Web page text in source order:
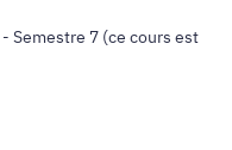
- Semestre 7 (ce cours est